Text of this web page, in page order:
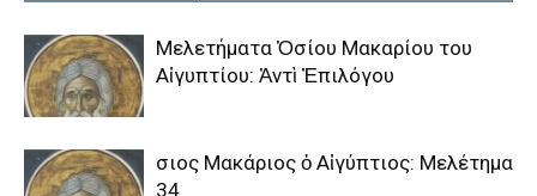
Μελετήματα Ὁσίου Μακαρίου του
Αἰγυπτίου: Ἀντὶ Ἐπιλόγου
Ὅσιος Μακάριος ὁ Αἰγύπτιος: Mελέτημα
34